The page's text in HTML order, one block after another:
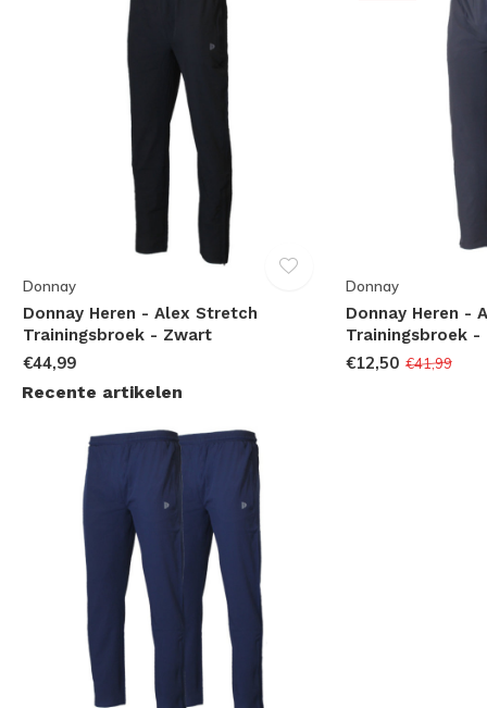
Donnay
Donnay Heren - Alex Stretch
Trainingsbroek - Zwart
€44,99
Donnay
Donnay Heren -
Trainingsbroek -
€12,50 €41,99
Recente artikelen